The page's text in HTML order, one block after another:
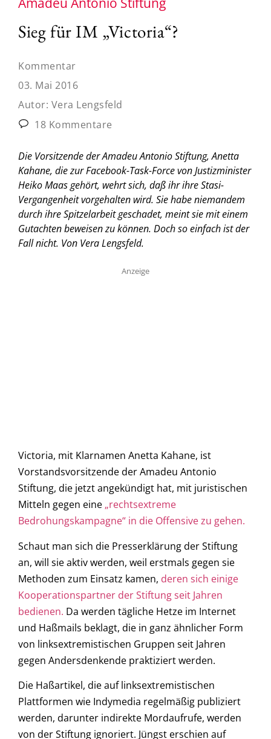
Sieg für IM „Victoria“?
Kommentar
03. Mai 2016
Autor: Vera Lengsfeld
18 Kommentare
Die Vorsitzende der Amadeu Antonio Stiftung, Anetta
Kahane, die zur Facebook-Task-Force von Justizminister
Heiko Maas gehört, wehrt sich, daß ihr ihre Stasi-
Vergangenheit vorgehalten wird. Sie habe niemandem
durch ihre Spitzelarbeit geschadet, meint sie mit einem
Gutachten beweisen zu können. Doch so einfach ist der
Fall nicht. Von Vera Lengsfeld.
Anzeige
Victoria, mit Klarnamen Anetta Kahane, ist
Vorstandsvorsitzende der Amadeu Antonio
Stiftung, die jetzt angekündigt hat, mit juristischen
Mitteln gegen eine „rechtsextreme
Bedrohungskampagne“ in die Offensive zu gehen.
Schaut man sich die Presserklärung der Stiftung
an, will sie aktiv werden, weil erstmals gegen sie
Methoden zum Einsatz kamen, deren sich einige
Kooperationspartner der Stiftung seit Jahren
bedienen. Da werden tägliche Hetze im Internet
und Haßmails beklagt, die in ganz ähnlicher Form
von linksextremistischen Gruppen seit Jahren
gegen Andersdenkende praktiziert werden.
Die Haßartikel, die auf linksextremistischen
Plattformen wie Indymedia regelmäßig publiziert
werden, darunter indirekte Mordaufrufe, werden
von der Stiftung ignoriert. Jüngst erschien auf